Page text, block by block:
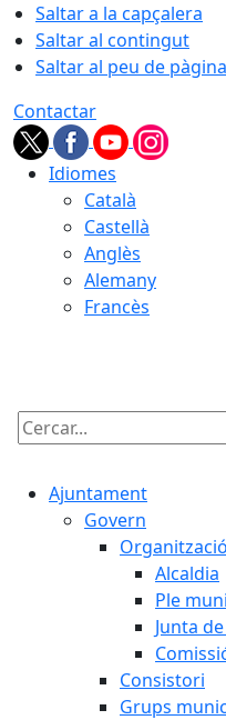
Saltar a la capçalera
Saltar al contingut
Saltar al peu de pàgina
Contactar
Idiomes
Català
Castellà
Anglès
Alemany
Francès
Cercar:
Ajuntament
Govern
Alcaldia
Ple
Junta
Consistori
Grups